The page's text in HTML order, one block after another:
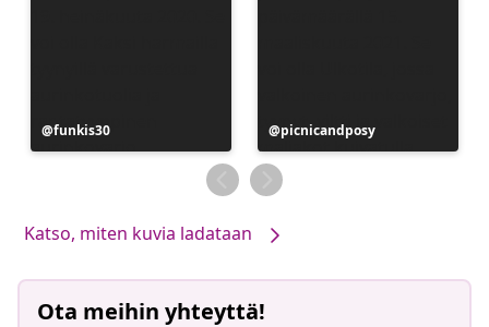
Julkaissut
funkis30 Julkaissut
picnicandposy
Katso, miten kuvia ladataan
Ota meihin yhteyttä!